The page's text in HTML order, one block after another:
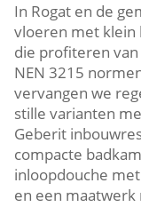
In Rogat en de
vloeren met klein
die profiteren
NEN 3215
vervangen we
stille varianten
Geberit
compacte
inloopdouche
en een maatwerk